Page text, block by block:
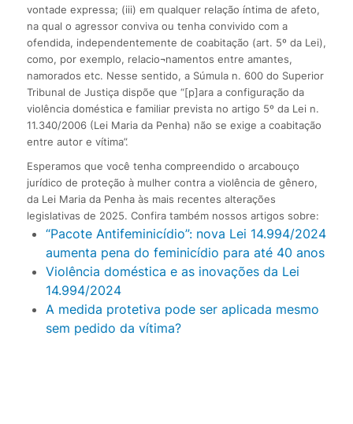
vontade expressa; (iii) em qualquer relação íntima de afeto,
na qual o agressor conviva ou tenha convivido com a
ofendida, independentemente de coabitação (art. 5º da Lei),
como, por exemplo, relacio¬namentos entre amantes,
namorados etc. Nesse sentido, a Súmula n. 600 do Superior
Tribunal de Justiça dispõe que “[p]ara a configuração da
violência doméstica e familiar prevista no artigo 5º da Lei n.
11.340/2006 (Lei Maria da Penha) não se exige a coabitação
entre autor e vítima”.
Esperamos que você tenha compreendido o arcabouço
jurídico de proteção à mulher contra a violência de gênero,
da Lei Maria da Penha às mais recentes alterações
legislativas de 2025. Confira também nossos artigos sobre:
“Pacote Antifeminicídio”: nova Lei 14.994/2024
aumenta pena do feminicídio para até 40 anos
Violência doméstica e as inovações da Lei
14.994/2024
A medida protetiva pode ser aplicada mesmo
sem pedido da vítima?